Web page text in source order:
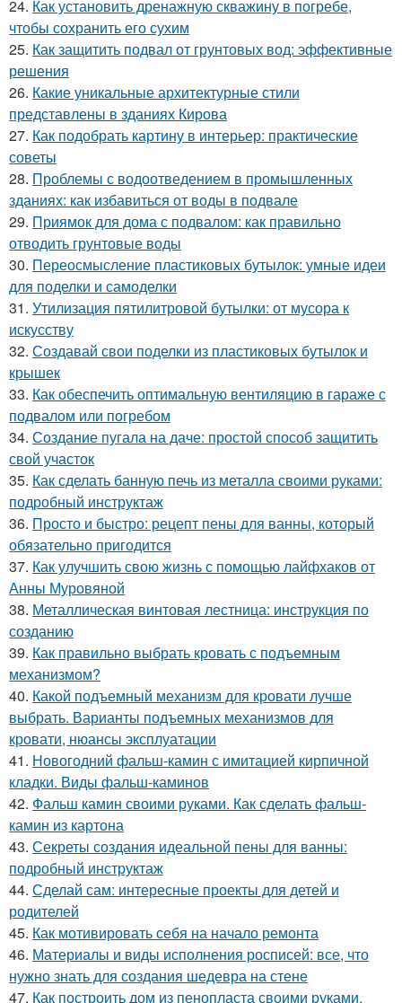
24. Как установить дренажную скважину в погребе,
чтобы сохранить его сухим
25. Как защитить подвал от грунтовых вод: эффективные
решения
26. Какие уникальные архитектурные стили
представлены в зданиях Кирова
27. Как подобрать картину в интерьер: практические
советы
28. Проблемы с водоотведением в промышленных
зданиях: как избавиться от воды в подвале
29. Приямок для дома с подвалом: как правильно
отводить грунтовые воды
30. Переосмысление пластиковых бутылок: умные идеи
для поделки и самоделки
31. Утилизация пятилитровой бутылки: от мусора к
искусству
32. Создавай свои поделки из пластиковых бутылок и
крышек
33. Как обеспечить оптимальную вентиляцию в гараже с
подвалом или погребом
34. Создание пугала на даче: простой способ защитить
свой участок
35. Как сделать банную печь из металла своими руками:
подробный инструктаж
36. Просто и быстро: рецепт пены для ванны, который
обязательно пригодится
37. Как улучшить свою жизнь с помощью лайфхаков от
Анны Муровяной
38. Металлическая винтовая лестница: инструкция по
созданию
39. Как правильно выбрать кровать с подъемным
механизмом?
40. Какой подъемный механизм для кровати лучше
выбрать. Варианты подъемных механизмов для
кровати, нюансы эксплуатации
41. Новогодний фальш-камин с имитацией кирпичной
кладки. Виды фальш-каминов
42. Фальш камин своими руками. Как сделать фальш-
камин из картона
43. Секреты создания идеальной пены для ванны:
подробный инструктаж
44. Сделай сам: интересные проекты для детей и
родителей
45. Как мотивировать себя на начало ремонта
46. Материалы и виды исполнения росписей: все, что
нужно знать для создания шедевра на стене
47. Как построить дом из пенопласта своими руками.